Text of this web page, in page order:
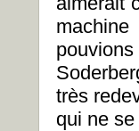
très
qui ne